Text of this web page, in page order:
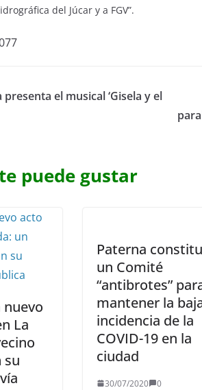
del Júcar y a FGV”.
el musical ‘Gisela y el
puede gustar
nuevo
La
su
Paterna
un Comité
“antibrotes”
mantener la
incidencia de la
COVID-19 en la
ciudad
30/07/2020 0